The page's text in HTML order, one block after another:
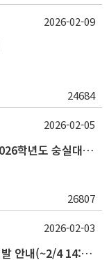
24684
2026-02-09
[혁신융합대학사업 차세대반도체분야] 2026학년도 숭실대학교 1학기 교류 수학 안내
26807
2026-02-05
2026학년도 유당장학재단 신규장학생 선발 안내(~2/4 14:00)
2026-02-03